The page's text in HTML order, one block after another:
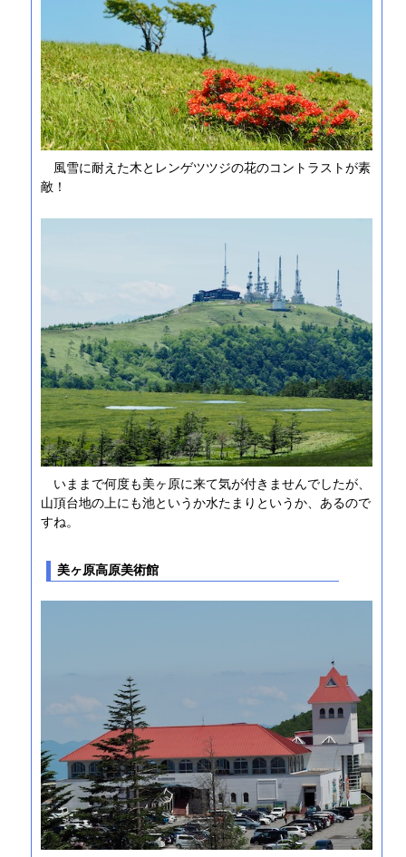
風雪に耐えた木とレンゲツツジの花のコントラストが素
敵！
いままで何度も美ヶ原に来て気が付きませんでしたが、
山頂台地の上にも池というか水たまりというか、あるので
すね。
美ヶ原高原美術館